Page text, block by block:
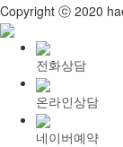
Copyright ⓒ 2020
전화상담
온라인상담
네이버예약